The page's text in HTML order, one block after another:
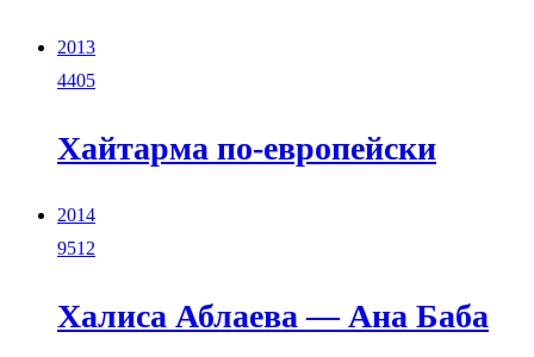
2013
4405
Хайтарма по-европейски
2014
9512
Халиса Аблаева — Ана Баба